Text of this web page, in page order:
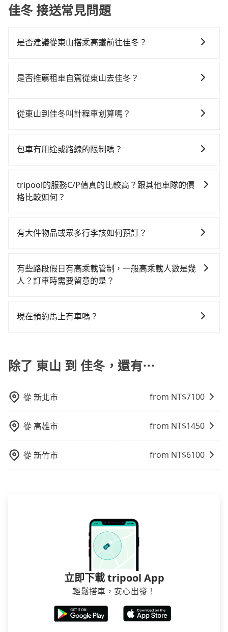
佳冬 接送常見問題
是否建議從東山搭乘高鐵前往佳冬？
計程車前往高鐵站！從最早06:59一直到23:30，嘉義-左
車程約40分鐘。抵達高鐵站後，步行進站、現場購票並
元，再用10分鐘出站、等待車站前排班的計程車，搭上
獨行，交通費總計2,810元。不過台南市領有合法執照的
計程車僅有4,100多輛，計程車的密度為雙北的4.6%，換
收費，看乘客是外地人便漫天喊價或恣意繞路。但如果
僅至少額外負擔110元車資，而且更會額外浪費50分鐘
在轉乘與等車上，現在還不馬上來預約tripool！
是否推薦租車自駕從東山去佳冬？
時不需要閉目養神（因為要自己開車），最重要的是你
$115~205承租小轎車，每公里再額外加收$3.2，從東山
將eTag和可能的每小時40元路邊停車費用預估進去，但
額外的汽車保險與可能的罰單都需自付。再者，和運的
是沒有較大的七人座或九人座可供選擇，而且無人租車
都好像在開樂透一樣。另外，偶爾也會遇到明明已經預
約了時間但上一位用戶卻遲遲尚未歸還，又或者要還車
看似方便，但實際使用時還是有其區域的限制，實際可
從東山到佳冬叫計程車划算嗎？
灣大車隊、Uber、Line Taxi、Yoxi等。依照里程跳錶計
叫車，那要注意台南市僅有合法計程車約4,140輛，計程
車密度為雙北的4.6%，也就是說要臨時叫到小黃的難度
建議事先做好規劃。再加上台南市有些計程車司機不按
能較為便宜，但當你們人數超過四位時，叫兩輛計程車
的費用就貴了，改預約一輛tripool的九人座廂型車最高
包車有用途或路線的限制嗎？
途交通且途中遵守台灣法律，無論是清明掃墓、包車旅
遊、參加喜宴/喪禮、就醫回診、登山露營、學生搬家、
市接送的需求，tripool都能滿足你。乘車前一天下午五
據。
tripool的服務C/P值真的比較高？跟其他車隊的價
格比較如何？
市場上稍具規模且合法經營的業者，有以短程與城市為
KKDAY、KLOOK、叫車吧等。tripool旅步專注在長程
單程接送與跨縣市計時包車，不論從哪邊去哪裡（當然
多數乘客出行的最佳選擇。
有大件物品或眾多行李該如何預訂？
30吋的行李箱，但如有大件行李、衝浪板、樂器、廣告
看板、床墊、折疊單車、家電等，在乘客人數不多的情
乘客盡量塞、盡量放。在預定前，建議先丈量好尺寸，
有些路段假日有高乘載管制，一般高乘載人數是幾
人？訂車時需要留意的是？
道路安全，政府會實施高乘載管制，限制只有符合以下
行證之小型車。如果您的出行路線會經過高乘載管制時
段和路段，建議最好配合至少兩名以上乘客。
現在預約馬上有車嗎？
山去佳冬的車，最快也是四小時後出發的車。
除了 東山 到 佳冬，還有⋯
從新北市 from NT$7100
從 高雄市 from NT$1450
從新竹市 from NT$6100
立即下載 tripool App
輕鬆搭車，安心出發！